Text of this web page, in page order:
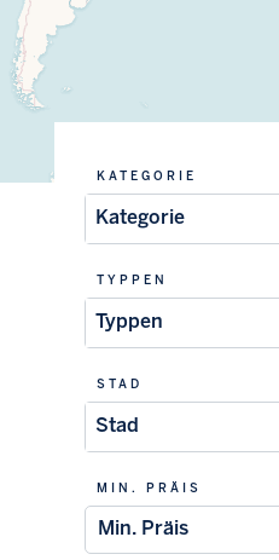
KATEGORIE
Kategorie
TYPPEN
Typpen
STAD
Stad
MIN. PRÄIS